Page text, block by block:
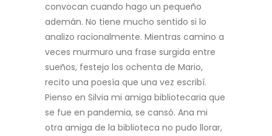
convocan cuando hago un pequeño
ademán. No tiene mucho sentido si lo
analizo racionalmente. Mientras camino a
veces murmuro una frase surgida entre
sueños, festejo los ochenta de Mario,
recito una poesía que una vez escribí.
Pienso en Silvia mi amiga bibliotecaria que
se fue en pandemia, se cansó. Ana mi
otra amiga de la biblioteca no pudo llorar,